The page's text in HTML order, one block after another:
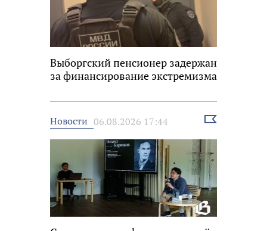
Выборгский пенсионер задержан
за финансирование экстремизма
Новости 06.08.2026 17:44
Выбрать